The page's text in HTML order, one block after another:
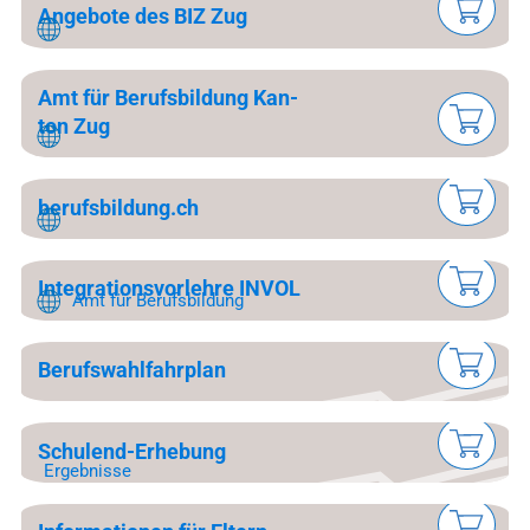
Ange­bote des BIZ Zug
Amt für Be­rufs­bil­dung Kan­
ton Zug
be­rufs­bil­dung.ch
Inte­gra­tions­vor­leh­re INVOL
Amt für Be­rufs­bil­dung
Be­rufs­wahl­fahr­plan
Schul­end-Er­he­bung
Er­geb­nisse